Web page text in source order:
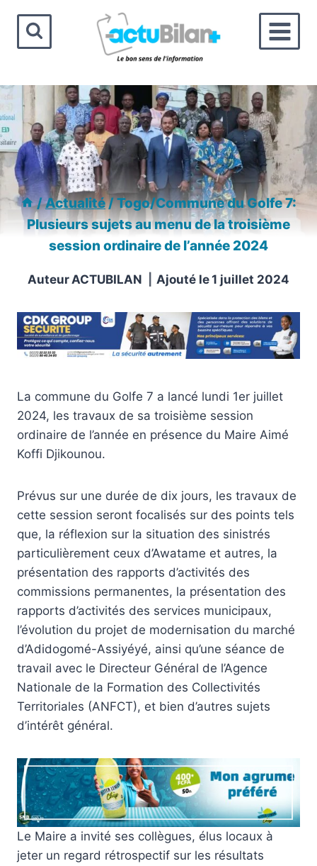
contenu
/Actualité/Togo/Commune du Golfe 7:
Plusieurs sujets au menu de la troisième
session ordinaire de l’année 2024
Auteur ACTUBILAN Ajouté le1 juillet 2024
La commune du Golfe 7 a lancé lundi 1er juillet
2024, les travaux de sa troisième session
ordinaire de l’année en présence du Maire Aimé
Koffi Djikounou.
Prévus sur une durée de dix jours, les travaux de
cette session seront focalisés sur des points tels
que, la réflexion sur la situation des sinistrés
particulièrement ceux d’Awatame et autres, la
présentation des rapports d’activités des
commissions permanentes, la présentation des
rapports d’activités des services municipaux,
l’évolution du projet de modernisation du marché
d’Adidogomé-Assiyéyé, ainsi qu’une séance de
travail avec le Directeur Général de l’Agence
Nationale de la Formation des Collectivités
Territoriales (ANFCT), et bien d’autres sujets
d’intérêt général.
Le Maire a invité ses collègues, élus locaux à
jeter un regard rétrospectif sur les résultats